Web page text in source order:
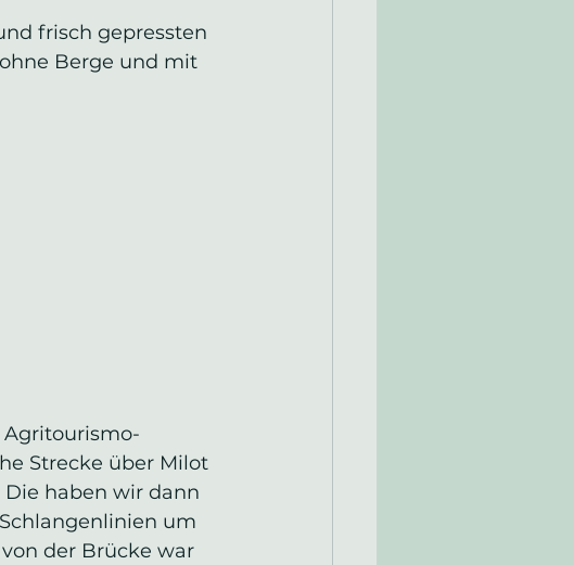
frisch gepressten
Berge und mit
Strecke über Milot
Die haben wir dann
um
der Brücke war